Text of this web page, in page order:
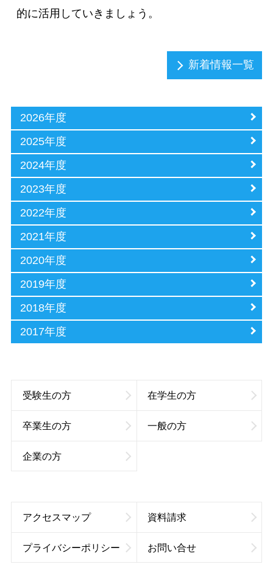
的に活用していきましょう。
新着情報一覧
2026年度
2025年度
2024年度
2023年度
2022年度
2021年度
2020年度
2019年度
2018年度
2017年度
受験生の方 在学生の方
卒業生の方 一般の方
企業の方
アクセスマップ 資料請求
プライバシーポリシー お問い合せ